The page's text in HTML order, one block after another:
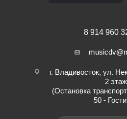
8 914 960
г. Владивосток, ул.
2
(Остановка
50 -